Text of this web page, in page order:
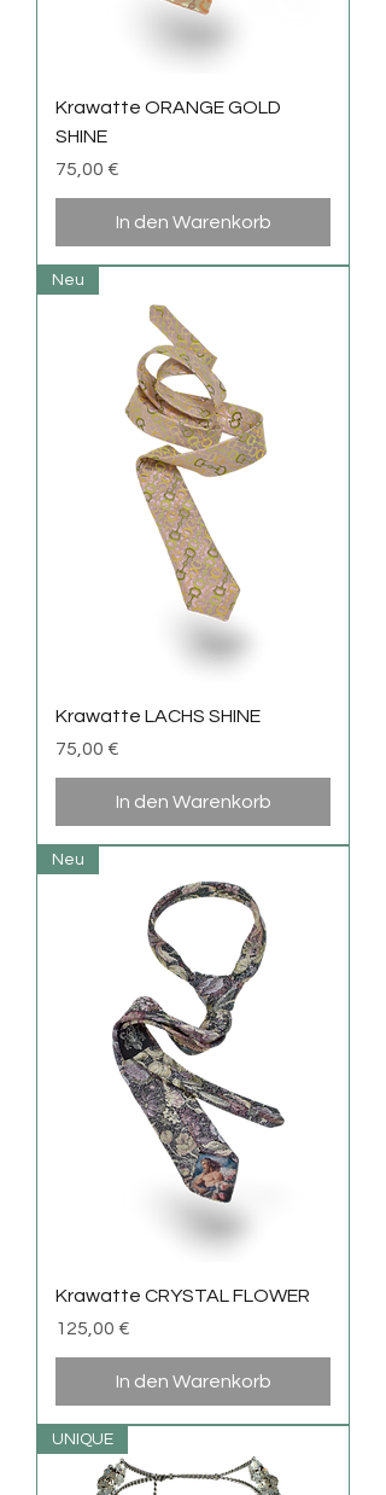
Krawatte ORANGE GOLD
SHINE
Preis
75,00 €
In den Warenkorb
Neu
Krawatte LACHS SHINE
Preis
75,00 €
In den Warenkorb
Neu
Krawatte CRYSTAL FLOWER
Preis
125,00 €
In den Warenkorb
UNIQUE